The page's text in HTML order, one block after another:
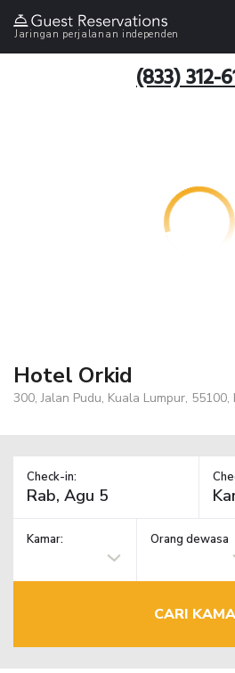
Jaringan perjalanan independen
(833) 312-
Hotel Orkid
300, Jalan Pudu, Kuala Lumpur, 55100,
Check-in:
Kamar: Orang dewasa
CARI